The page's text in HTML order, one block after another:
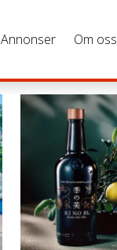
Annonser Om oss